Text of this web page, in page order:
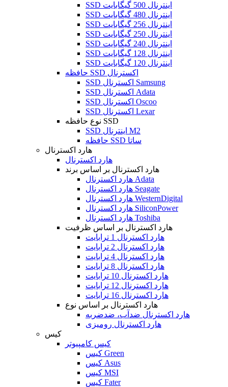
SSD اینترنال 500 گیگابایت
SSD اینترنال 480 گیگابایت
SSD اینترنال 256 گیگابایت
SSD اینترنال 250 گیگابایت
SSD اینترنال 240 گیگابایت
SSD اینترنال 128 گیگابایت
SSD اینترنال 120 گیگابایت
حافظه SSD اکسترنال
SSD اکسترنال Samsung
SSD اکسترنال Adata
SSD اکسترنال Oscoo
SSD اکسترنال Lexar
نوع حافظه SSD
SSD اینترنال M2
حافظه SSD ساتا
هارد اکسترنال
هارد اکسترنال
هارد اکسترنال بر اساس برند
هارد اکسترنال Adata
هارد اکسترنال Seagate
هارد اکسترنال WesternDigital
هارد اکسترنال SiliconPower
هارد اکسترنال Toshiba
هارد اکسترنال بر اساس ظرفیت
هارد اکسترنال 1 ترابایت
هارد اکسترنال 2 ترابایت
هارد اکسترنال 4 ترابایت
هارد اکسترنال 8 ترابایت
هارد اکسترنال 10 ترابایت
هارد اکسترنال 12 ترابایت
هارد اکسترنال 16 ترابایت
هارد اکسترنال بر اساس نوع
هارد اکسترنال ضدآب، ضدضربه
هارد اکسترنال رومیزی
کیس
کیس کامپیوتر
کیس Green
کیس Asus
کیس MSI
کیس Fater